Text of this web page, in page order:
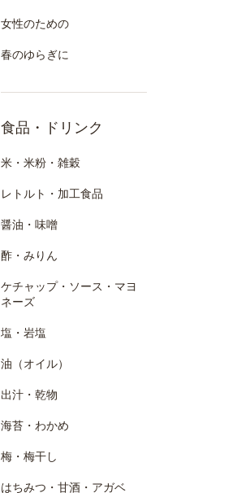
女性のための
春のゆらぎに
食品・ドリンク
米・米粉・雑穀
レトルト・加工食品
醤油・味噌
酢・みりん
ケチャップ・ソース・マヨ
ネーズ
塩・岩塩
油（オイル）
出汁・乾物
海苔・わかめ
梅・梅干し
はちみつ・甘酒・アガベ